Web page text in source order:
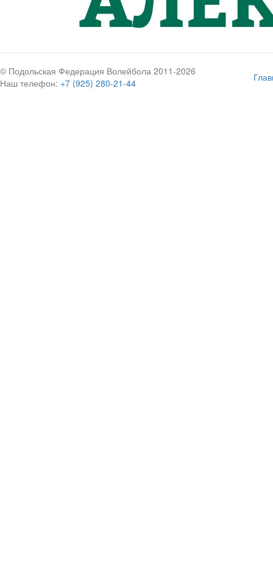
© Подольская Федерация Волейбола 2011-2026
Наш телефон: +7 (925) 280-21-44